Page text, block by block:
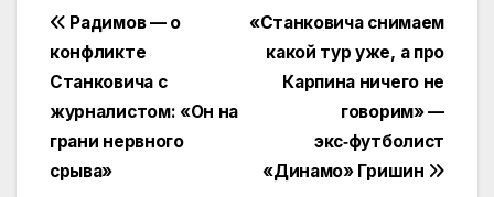
Навигация
по
записям
«Станковича снимаем
какой тур уже, а про
Карпина ничего не
говорим» —
экс‑футболист
«Динамо» Гришин
Радимов — о
конфликте
Станковича с
журналистом: «Он на
грани нервного
срыва»